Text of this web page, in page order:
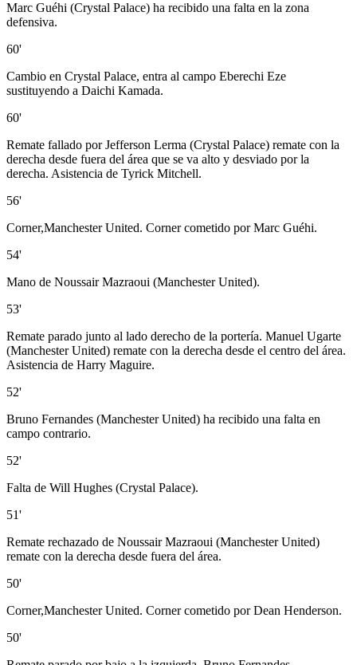
Marc Guéhi (Crystal Palace) ha recibido una falta en la zona
defensiva.
60'
Cambio en Crystal Palace, entra al campo Eberechi Eze
sustituyendo a Daichi Kamada.
60'
Remate fallado por Jefferson Lerma (Crystal Palace) remate con la
derecha desde fuera del área que se va alto y desviado por la
derecha. Asistencia de Tyrick Mitchell.
56'
Corner,Manchester United. Corner cometido por Marc Guéhi.
54'
Mano de Noussair Mazraoui (Manchester United).
53'
Remate parado junto al lado derecho de la portería. Manuel Ugarte
(Manchester United) remate con la derecha desde el centro del área.
Asistencia de Harry Maguire.
52'
Bruno Fernandes (Manchester United) ha recibido una falta en
campo contrario.
52'
Falta de Will Hughes (Crystal Palace).
51'
Remate rechazado de Noussair Mazraoui (Manchester United)
remate con la derecha desde fuera del área.
50'
Corner,Manchester United. Corner cometido por Dean Henderson.
50'